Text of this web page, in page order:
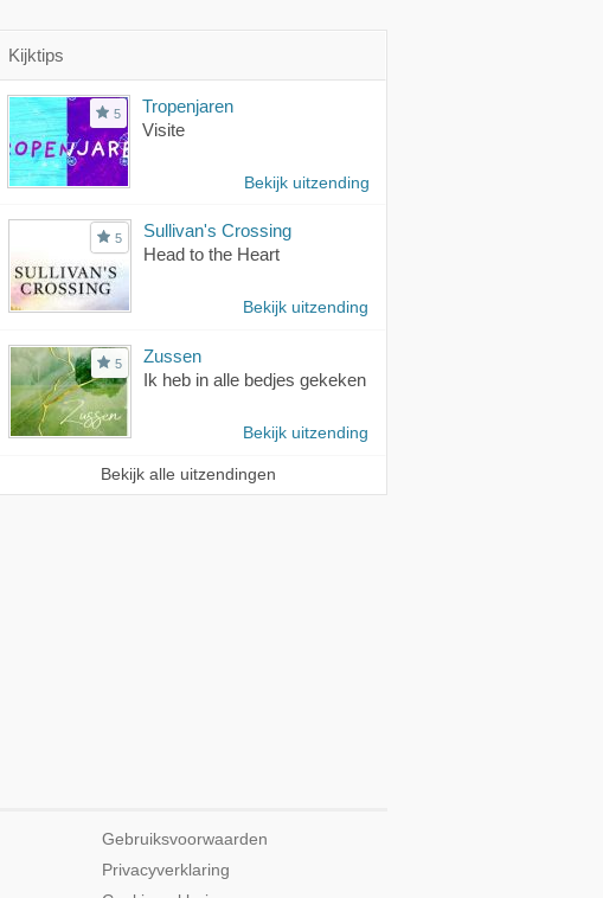
Kijktips
5
Tropenjaren
Visite
Bekijk uitzending
5
Sullivan's Crossing
Head to the Heart
Bekijk uitzending
5
Zussen
Ik heb in alle bedjes gekeken
Bekijk uitzending
Bekijk alle uitzendingen
Gebruiksvoorwaarden
Privacyverklaring